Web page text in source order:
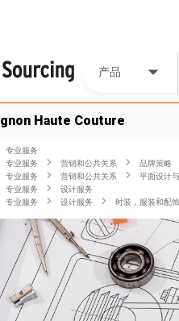
产品
Haute Couture
专业服务
专业服务 营销和公共关系
品牌策略
专业服务 营销和公共关系
平面设计
专业服务
设计服务
专业服务 设计服务 时装，服装和配饰